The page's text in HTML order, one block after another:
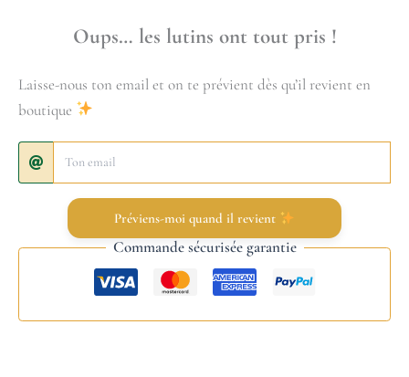
Oups… les lutins ont tout pris !
Laisse-nous ton email et on te prévient dès qu’il revient en
boutique
Préviens-moi quand il revient
Commande sécurisée garantie